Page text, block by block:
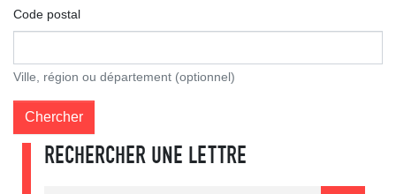
Code postal
Ville, région ou département (optionnel)
Chercher
RECHERCHER UNE LETTRE